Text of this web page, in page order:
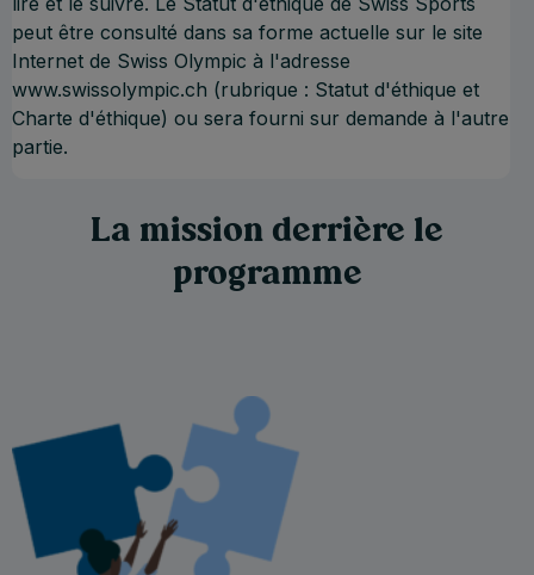
peut être consulté dans sa forme actuelle sur le site
Internet de Swiss Olympic à l'adresse
www.swissolympic.ch (rubrique : Statut d'éthique et
Charte d'éthique) ou sera fourni sur demande à l'autre
partie.
La mission derrière le
programme